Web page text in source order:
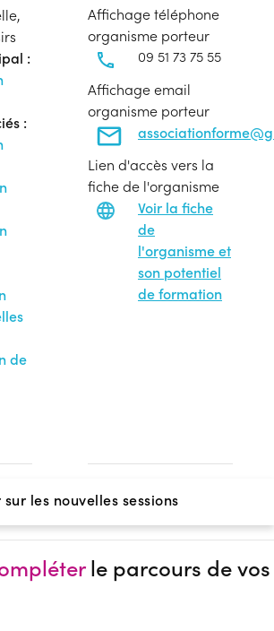
:
:
de
Affichage téléphone
organisme porteur
09 51 73 75 55
Affichage email
organisme porteur
Lien d'accès vers la
fiche de l'organisme
Voir la fiche
de
l'organisme et
son potentiel
de formation
les nouvelles sessions
le parcours de vos